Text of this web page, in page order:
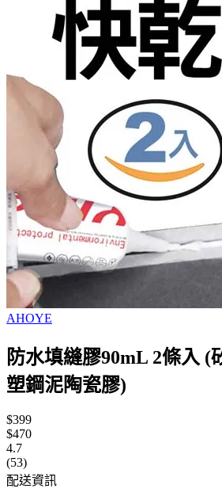
AHOYE
防水填縫膠90mL 2條入 (
塑鋼泥陶瓷膠)
$399
$470
4.7
(53)
配送資訊